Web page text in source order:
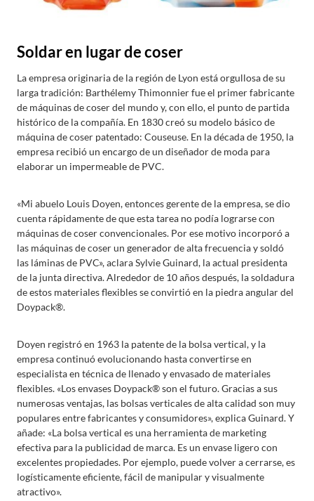
Soldar en lugar de coser
La empresa originaria de la región de Lyon está orgullosa de su
larga tradición: Barthélemy Thimonnier fue el primer fabricante
de máquinas de coser del mundo y, con ello, el punto de partida
histórico de la compañía. En 1830 creó su modelo básico de
máquina de coser patentado: Couseuse. En la década de 1950, la
empresa recibió un encargo de un diseñador de moda para
elaborar un impermeable de PVC.
«Mi abuelo Louis Doyen, entonces gerente de la empresa, se dio
cuenta rápidamente de que esta tarea no podía lograrse con
máquinas de coser convencionales. Por ese motivo incorporó a
las máquinas de coser un generador de alta frecuencia y soldó
las láminas de PVC», aclara Sylvie Guinard, la actual presidenta
de la junta directiva. Alrededor de 10 años después, la soldadura
de estos materiales flexibles se convirtió en la piedra angular del
Doypack®.
Doyen registró en 1963 la patente de la bolsa vertical, y la
empresa continuó evolucionando hasta convertirse en
especialista en técnica de llenado y envasado de materiales
flexibles. «Los envases Doypack® son el futuro. Gracias a sus
numerosas ventajas, las bolsas verticales de alta calidad son muy
populares entre fabricantes y consumidores», explica Guinard. Y
añade: «La bolsa vertical es una herramienta de marketing
efectiva para la publicidad de marca. Es un envase ligero con
excelentes propiedades. Por ejemplo, puede volver a cerrarse, es
logísticamente eficiente, fácil de manipular y visualmente
atractivo».